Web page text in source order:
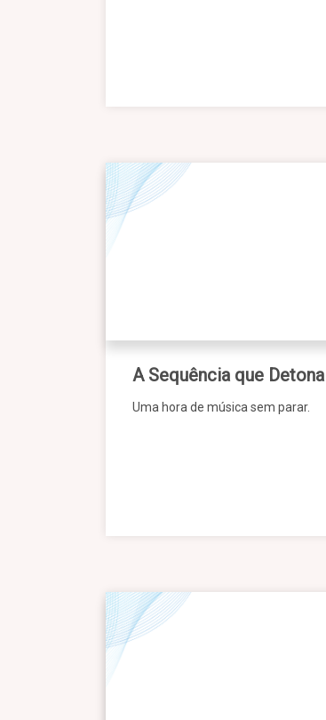
A Sequência que Detona
Uma hora de música sem parar.